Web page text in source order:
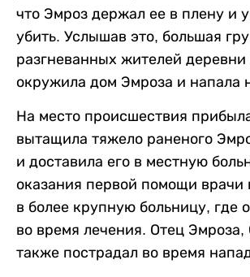
что Эмроз держал ее в плену и
убить. Услышав это, большая
разгневанных жителей деревни
окружила дом Эмроза и напала
На место происшествия
вытащила тяжело раненого
и доставила его в местную
оказания первой помощи врачи
в более крупную больницу, где
во время лечения. Отец
также пострадал во время